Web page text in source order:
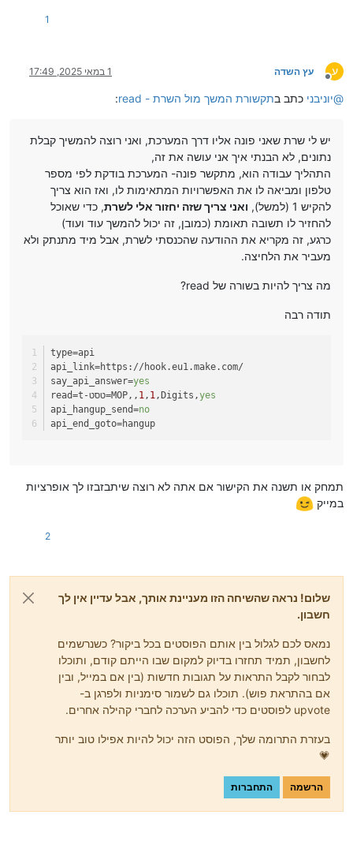
1
ע
מנותק
עץ השדה 1 במאי 2025, 17:49
@יוניבני כתב בתקשורת המשך מול השרת - read :
יש לי שרת שאני פונה אליו דרך המערכת, ואני רוצה להמשיך קבלת
נתונים, לא הבנתי איך אני עושה את זה,
התהליך עבודה הוא, מתקשר פונה- המערכת בודקת לפי מספר
טלפון ומביאה לו את האפשרויות המתאימות לו, ואז הוא צריך
להקיש 1 (למשל),
ואני צריך שזה יחזור אלי לשרת, כדי שאוכל
להחזיר לו תשובה תאומת (כמובן, זה יכול להמשך עוד ועוד)
כרגע, זה מקריא את ההודעה שהכנסתי לשרת, אבל מיד מתנתק ולא
מעביר את הלחיצה.
מה צריך להיות בשורה של read?
תודה רבה
type=api
api_link=https://hook.eu1.make.com/
say_api_answer=yes
read
=t-טסט=MOP,, 1 , 1 ,Digits,yes
api_hangup_send=no
api_end_goto=hangup
תמחק או תשנה את הקישור אם אתה לא רוצה שיתבזבזו לך אופרציות
במייק
2
שלום! נראה שהשיחה הזו מעניינת אותך, אבל עדיין אין לך
חשבון.
נמאס לכם לגלול בין אותם הפוסטים בכל ביקור? כשנרשמים
לחשבון, תמיד תחזרו בדיוק למקום שבו הייתם קודם, ותוכלו
לבחור לקבל התראות על תגובות חדשות (בין אם במייל, ובין
אם בהתראת פוש). תוכלו גם לשמור סימניות ולפרגן ב-
upvote לפוסטים כדי להביע הערכה לחברי קהילה אחרים.
בעזרת התרומה שלך, הפוסט הזה יכול להיות אפילו טוב יותר
💗
הרשמה התחברות